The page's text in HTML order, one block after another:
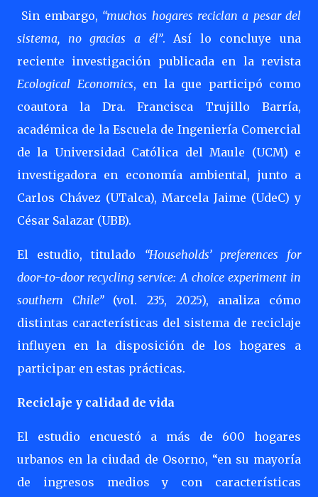
Sin embargo, “muchos hogares reciclan a pesar del
sistema, no gracias a él”. Así lo concluye una
reciente investigación publicada en la revista
Ecological Economics, en la que participó como
coautora la Dra. Francisca Trujillo Barría,
académica de la Escuela de Ingeniería Comercial
de la Universidad Católica del Maule (UCM) e
investigadora en economía ambiental, junto a
Carlos Chávez (UTalca), Marcela Jaime (UdeC) y
César Salazar (UBB).
El estudio, titulado “Households’ preferences for
door-to-door recycling service: A choice experiment in
southern Chile”(vol. 235, 2025), analiza cómo
distintas características del sistema de reciclaje
influyen en la disposición de los hogares a
participar en estas prácticas.
Reciclaje y calidad de vida
El estudio encuestó a más de 600 hogares
urbanos en la ciudad de Osorno, “en su mayoría
de ingresos medios y con características